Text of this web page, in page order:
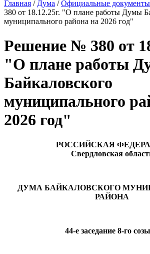
Главная / Дума /Официальные документы
380 от 18.12.25г. "О плане работы Думы
муниципального района на 2026 год"
Решение № 380 от
"О плане работы
Байкаловского
муниципального
2026 год"
РОССИЙСКАЯ
Свердловская
ДУМА БАЙКАЛОВСКОГО
РАЙОНА
44-е заседание 8-го